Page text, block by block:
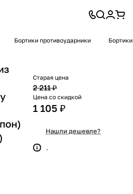
Бортики противоударники
Старая цена
2 211 ₽
Цена со скидкой
1 105 ₽
Нашли дешевле?
.